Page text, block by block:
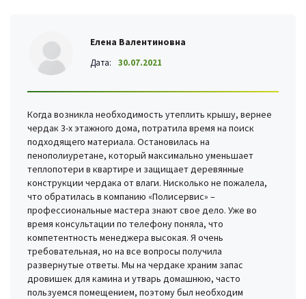
Елена Валентиновна
Дата: 30.07.2021
Когда возникла необходимость утеплить крышу, вернее
чердак 3-х этажного дома, потратила время на поиск
подходящего материала. Остановилась на
пенополиуретане, который максимально уменьшает
теплопотери в квартире и защищает деревянные
конструкции чердака от влаги. Нисколько не пожалела,
что обратилась в компанию «Полисервис» –
профессиональные мастера знают свое дело. Уже во
время консультации по телефону поняла, что
компетентность менеджера высокая. Я очень
требовательная, но на все вопросы получила
развернутые ответы. Мы на чердаке храним запас
дровишек для камина и утварь домашнюю, часто
пользуемся помещением, поэтому был необходим